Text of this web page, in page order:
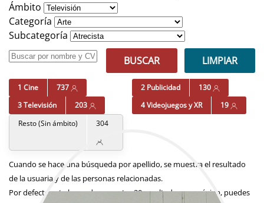
Ámbito
Categoría
Subcategoría
BUSCAR
LIMPIAR
1 Cine 737 2 Publicidad
130
3 Televisión
203 4 Videojuegos y XR
19
Resto (Sin ámbito)
304
Cuando se hace una búsqueda por apellido, se muestra el resultado
de la usuaria y de las personas relacionadas.
Por defecto este buscador muestra 20 resultados por página, puedes